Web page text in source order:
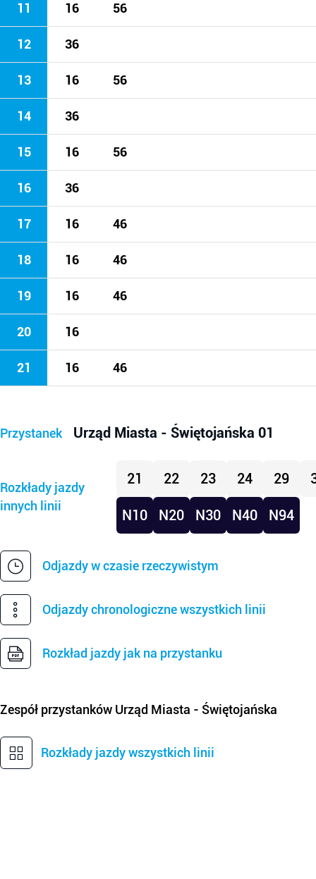
11 16 56
12 36
13 16 56
14 36
15 16 56
16 36
17 16 46
18 16 46
19 16 46
20 16
21 16 46
Przystanek Urząd Miasta - Świętojańska 01
Rozkłady jazdy
innych linii
21 22 23 24 29
N10 N20 N30 N40 N94
Odjazdy w czasie rzeczywistym
Odjazdy chronologiczne wszystkich linii
Rozkład jazdy jak na przystanku
Zespół przystanków Urząd Miasta - Świętojańska
Rozkłady jazdy wszystkich linii